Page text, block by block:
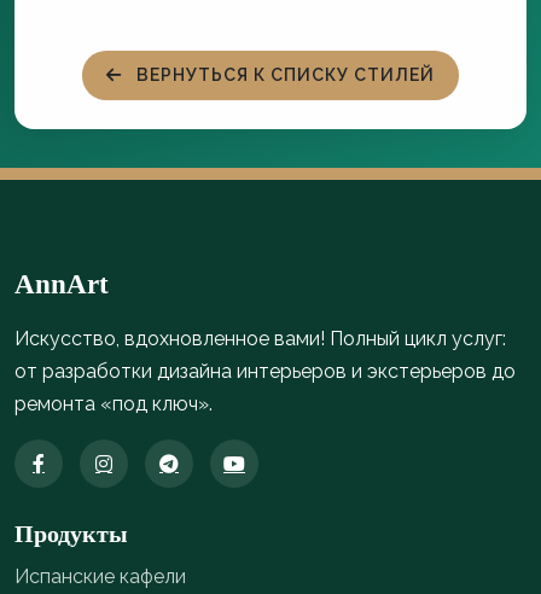
ВЕРНУТЬСЯ К СПИСКУ СТИЛЕЙ
AnnArt
Искусство, вдохновленное вами! Полный цикл услуг:
от разработки дизайна интерьеров и экстерьеров до
ремонта «под ключ».
Продукты
Испанские кафели